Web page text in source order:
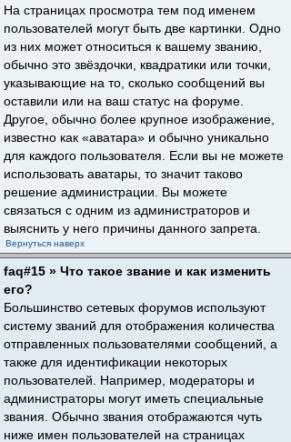
На страницах просмотра тем под именем
пользователей могут быть две картинки. Одно
из них может относиться к вашему званию,
обычно это звёздочки, квадратики или точки,
указывающие на то, сколько сообщений вы
оставили или на ваш статус на форуме.
Другое, обычно более крупное изображение,
известно как «аватара» и обычно уникально
для каждого пользователя. Если вы не можете
использовать аватары, то значит таково
решение администрации. Вы можете
связаться с одним из администраторов и
выяснить у него причины данного запрета.
Вернуться наверх
faq#15 » Что такое звание и как изменить
его?
Большинство сетевых форумов используют
систему званий для отображения количества
отправленных пользователями сообщений, а
также для идентификации некоторых
пользователей. Например, модераторы и
администраторы могут иметь специальные
звания. Обычно звания отображаются чуть
ниже имен пользователей на страницах